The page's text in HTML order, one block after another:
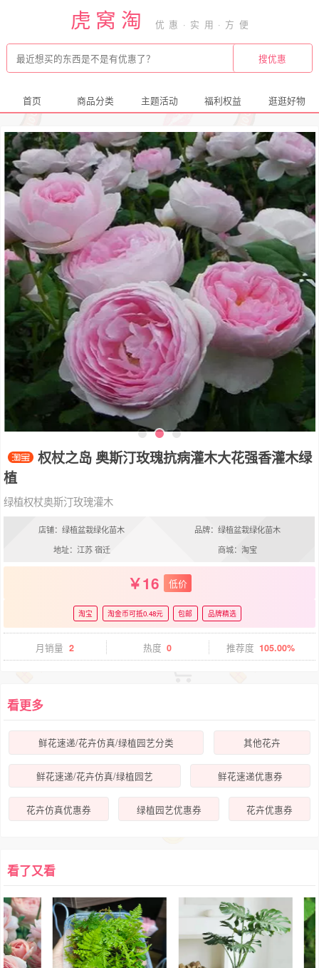
虎窝淘
首页 商品分类 主题活动 福利权益 逛逛好物
权杖之岛 奥斯汀玫瑰抗病灌木大花强香灌木绿
植
绿植权杖奥斯汀玫瑰灌木
店铺：绿植盆栽绿化苗木
品牌：绿植盆栽绿化苗木
地址：江苏 宿迁
商城：淘宝
16 低价
淘宝 淘金币可抵0.48元 包邮 品牌精选
月销量 2 热度 0 推荐度 105.00%
看更多
鲜花速递/花卉仿真/绿植园艺分类 其他花卉
鲜花速递/花卉仿真/绿植园艺 鲜花速递优惠券
花卉仿真优惠券 绿植园艺优惠券 花卉优惠券
看了又看